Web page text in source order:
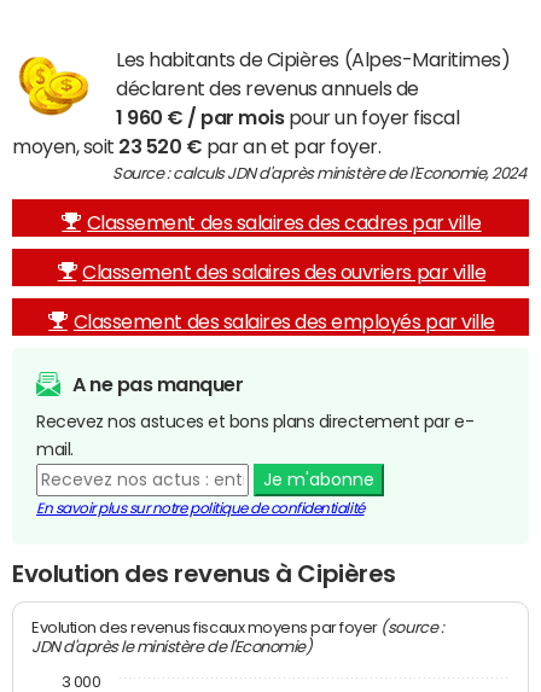
Les habitants de Cipières (Alpes-Maritimes)
déclarent des revenus annuels de
1 960 € / par moispour un foyer fiscal
moyen, soit 23 520 € par an et par foyer.
Source : calculs JDN d'après ministère de l'Economie, 2024
Classement des salaires des cadres par ville
Classement des salaires des ouvriers par ville
Classement des salaires des employés par ville
A ne pas manquer
Recevez nos astuces et bons plans directement par e-
mail.
Je m'abonne
En savoir plus sur notre politique de confidentialité
Evolution des revenus à Cipières
Evolution des revenus fiscaux moyens par foyer (source :
JDN d'après le ministère de l'Economie)
3 000